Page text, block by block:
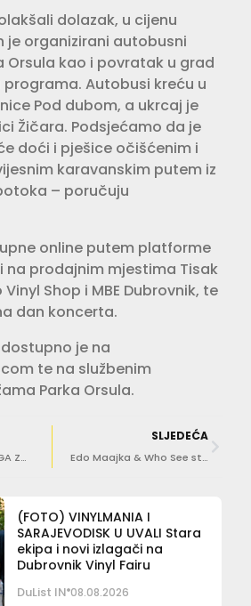
dolazak, u cijenu
je organizirani autobusni
Orsula kao i povratak u grad
Autobusi kreću u
Pod dubom, a ukrcaj je
Žičara. Podsjećamo da je
doći i pješice očišćenim i
karavanskim putem iz
– poručuju
online putem platforme
na prodajnim mjestima Tisak
Shop i MBE Dubrovnik, te
dan koncerta.
je na
te na službenim
Parka Orsula.
DUBROVAČKA UDRUGA ZA UDRUGU SALVE Lella Design i poznate Dubrovkinje na humanitarnoj reviji ‘Humanitas’
SLJEDEĆA
Edo Maajka & Who See stižu na Orsulu – osvojite ulaznice!
(FOTO) VINYLMANIA I
SARAJEVODISK U UVALI Stara
ekipa i novi izlagači na
Dubrovnik Vinyl Fairu
DuList IN 08.08.2026